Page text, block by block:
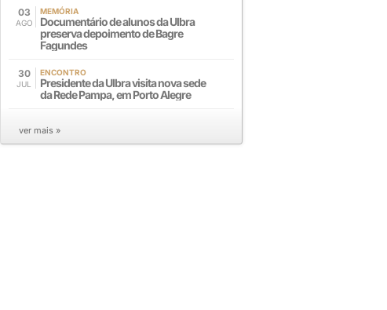
03
AGO
MEMÓRIA
Documentário de alunos da Ulbra
preserva depoimento de Bagre
Fagundes
30
JUL
ENCONTRO
Presidente da Ulbra visita nova sede
da Rede Pampa, em Porto Alegre
ver mais »